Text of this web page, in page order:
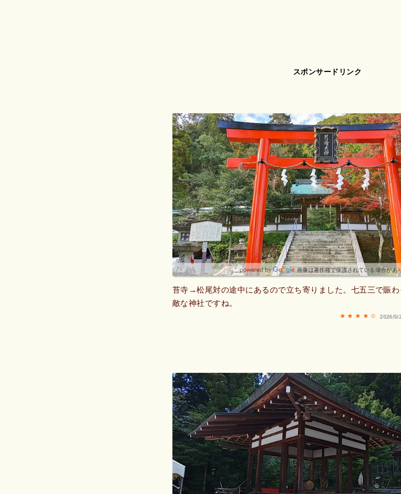
スポンサードリンク
画像は著作権で保護されている場合があ
苔寺→松尾対の途中にあるので立ち寄りました。七五三で賑
敵な神社ですね。
2026/5/